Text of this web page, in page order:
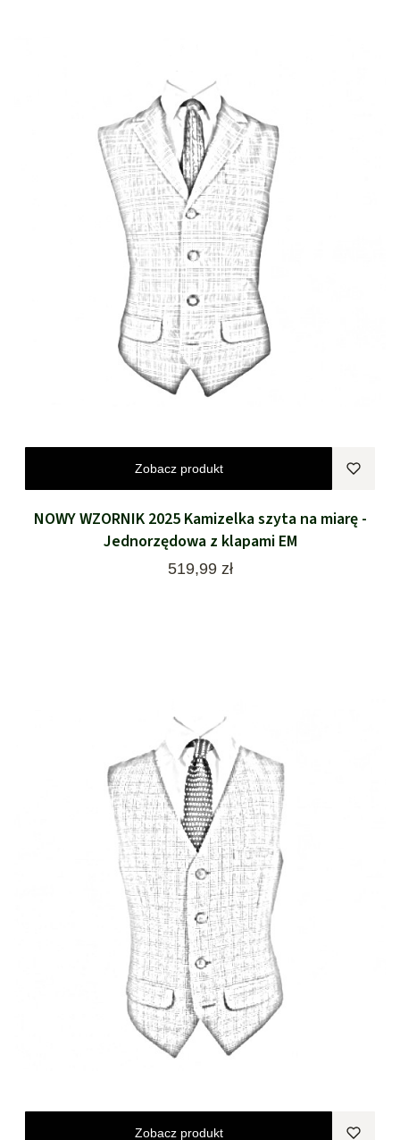
Zobacz produkt
NOWY WZORNIK 2025 Kamizelka szyta na miarę -
Jednorzędowa z klapami EM
Cena
519,99 zł
Zobacz produkt